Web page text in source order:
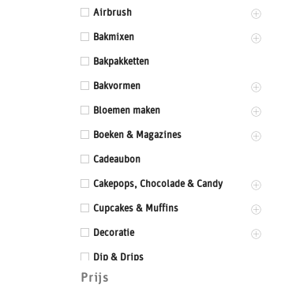
Airbrush
Bakmixen
Bakpakketten
Bakvormen
Bloemen maken
Boeken & Magazines
Cadeaubon
Cakepops, Chocolade & Candy
Cupcakes & Muffins
Decoratie
Dip & Drips
Dozen & Dummies
Prijs